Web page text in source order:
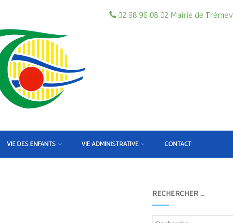
02 98 96 08 02 Mairie de
VIE DES ENFANTS VIE ADMINISTRATIVE CONTACT
RECHERCHER …